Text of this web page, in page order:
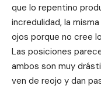
que lo repentino
incredulidad, la
ojos porque no cree
Las posiciones
ambos son muy
ven de reojo y dan